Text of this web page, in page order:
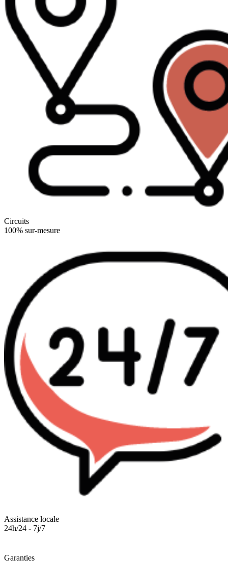
Circuits
100% sur-mesure
Assistance locale
24h/24 - 7j/7
Garanties